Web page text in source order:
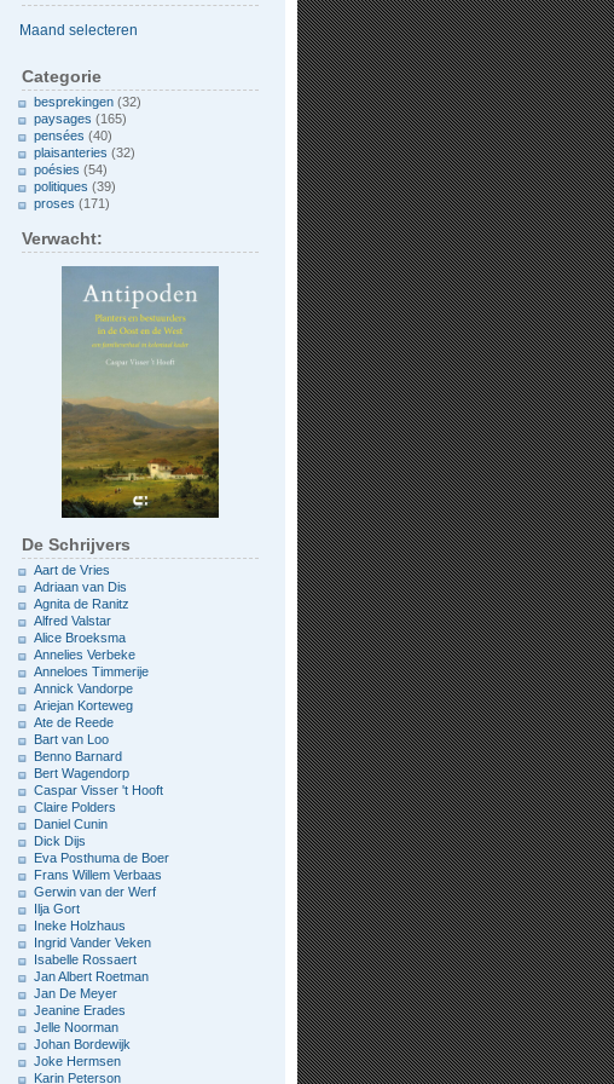
Categorie
besprekingen (32)
paysages (165)
pensées (40)
plaisanteries (32)
poésies (54)
politiques (39)
proses (171)
Verwacht:
De Schrijvers
Aart de Vries
Adriaan van Dis
Agnita de Ranitz
Alfred Valstar
Alice Broeksma
Annelies Verbeke
Anneloes Timmerije
Annick Vandorpe
Ariejan Korteweg
Ate de Reede
Bart van Loo
Benno Barnard
Bert Wagendorp
Caspar Visser 't Hooft
Claire Polders
Daniel Cunin
Dick Dijs
Eva Posthuma de Boer
Frans Willem Verbaas
Gerwin van der Werf
Ilja Gort
Ineke Holzhaus
Ingrid Vander Veken
Isabelle Rossaert
Jan Albert Roetman
Jan De Meyer
Jeanine Erades
Jelle Noorman
Johan Bordewijk
Joke Hermsen
Karin Peterson